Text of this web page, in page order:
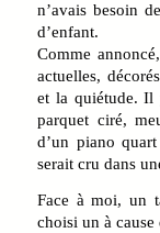
n’avais besoin
d’enfant.
Comme
actuelles,
et la quiétude. Il
parquet ciré,
d’un piano
serait cru dans
Face à moi, un
choisi un à cause